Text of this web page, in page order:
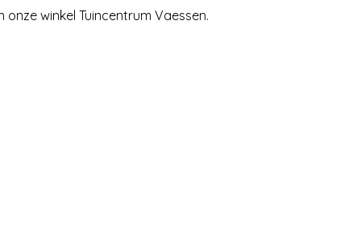
winkel Tuincentrum Vaessen.